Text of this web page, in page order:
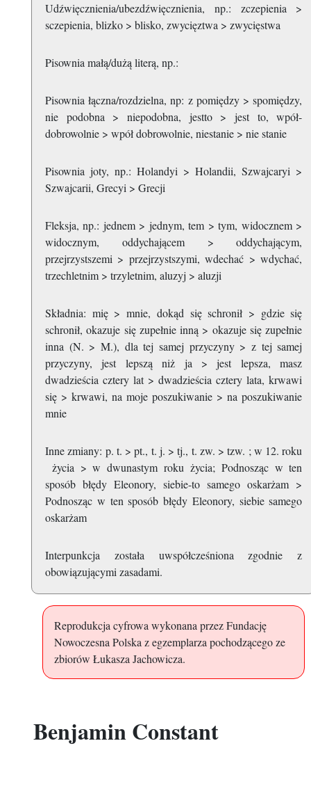
Udźwięcznienia/ubezdźwięcznienia, np.: zczepienia >
sczepienia, blizko > blisko, zwycięztwa > zwycięstwa
Pisownia małą/dużą literą, np.:
Pisownia łączna/rozdzielna, np: z pomiędzy > spomiędzy,
nie podobna > niepodobna, jestto > jest to, wpół-
dobrowolnie > wpół dobrowolnie, niestanie > nie stanie
Pisownia joty, np.: Holandyi > Holandii, Szwajcaryi >
Szwajcarii, Grecyi > Grecji
Fleksja, np.: jednem > jednym, tem > tym, widocznem >
widocznym, oddychającem > oddychającym,
przejrzystszemi > przejrzystszymi, wdechać > wdychać,
trzechletnim > trzyletnim, aluzyj > aluzji
Składnia: mię > mnie, dokąd się schronił > gdzie się
schronił, okazuje się zupełnie inną > okazuje się zupełnie
inna (N. > M.), dla tej samej przyczyny > z tej samej
przyczyny, jest lepszą niż ja > jest lepsza, masz
dwadzieścia cztery lat > dwadzieścia cztery lata, krwawi
się > krwawi, na moje poszukiwanie > na poszukiwanie
mnie
Inne zmiany: p. t. > pt., t. j. > tj., t. zw. > tzw. ; w 12. roku
życia > w dwunastym roku życia; Podnosząc w ten
sposób błędy Eleonory, siebie-to samego oskarżam >
Podnosząc w ten sposób błędy Eleonory, siebie samego
oskarżam
Interpunkcja została uwspółcześniona zgodnie z
obowiązującymi zasadami.
Reprodukcja cyfrowa wykonana przez Fundację
Nowoczesna Polska z egzemplarza pochodzącego ze
zbiorów Łukasza Jachowicza.
Benjamin Constant